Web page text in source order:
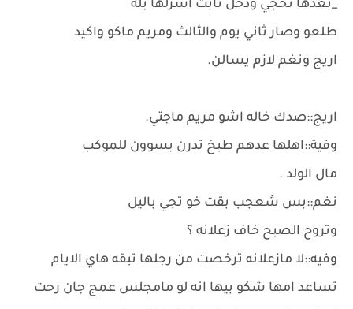
_بعدها تحجي ودخل ثابت اشرلها يله
طلعو وصار ثاني يوم والثالث ومريم ماكو واكيد
اريج ونغم لازم يسالن.
اريج::صدك خاله اشو مريم ماجتي.
وفية::اهلها عدهم طبخ تدرن يسوون للموكب
مال الولد .
نغم::بس شعجب بقت خو تجي باليل
وتروح الصبح خاف زعلانه ؟
وفيه::لا مازعلانه ترخصت من رجلها تبقه هاي الايام
تساعد امها شكو بيها انه لو مامجلس عمج جان رحت